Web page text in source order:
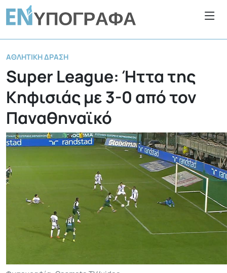
ΑΘΛΗΤΙΚΉ ΔΡΆΣΗ
Super League: Ήττα της
Κηφισιάς με 3-0 από τον
Παναθηναϊκό